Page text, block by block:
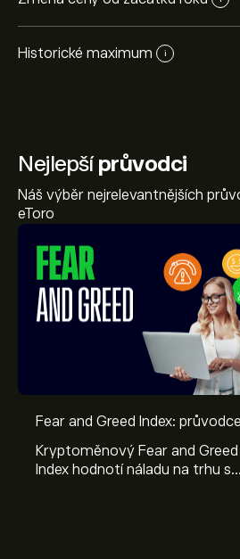
Historické maximum i
Nejlepšíprůvodci
Náš výběr nejrelevantnějších
eToro
Fear and Greed Index: průvodce
Kryptoměnový Fear and Greed
Index hodnotí náladu na trhu s